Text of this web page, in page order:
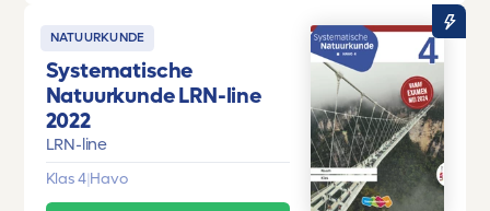
NATUURKUNDE
Systematische
Natuurkunde LRN-line
2022
LRN-line
Klas 4|Havo